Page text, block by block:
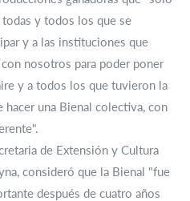
todas y todos los que se
y a las instituciones que
nosotros para poder poner
y a todos los que tuvieron la
hacer una Bienal colectiva, con
de Extensión y Cultura
consideró que la Bienal "fue
después de cuatro años